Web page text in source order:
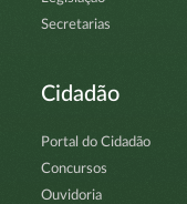
Secretarias
Cidadão
Portal do Cidadão
Concursos
Ouvidoria